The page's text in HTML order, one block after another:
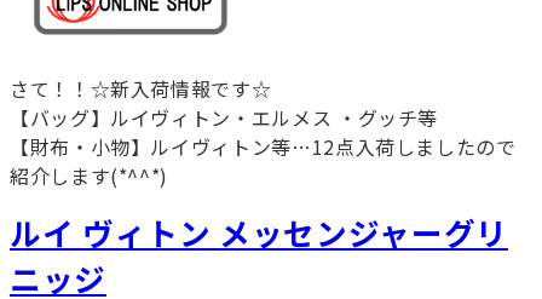
さて！！☆新入荷情報です☆
【バッグ】ルイヴィトン・エルメス ・グッチ等
【財布・小物】ルイヴィトン等…12点入荷しましたので
紹介します(*^^*)
ルイ ヴィトン メッセンジャーグリ
ニッジ